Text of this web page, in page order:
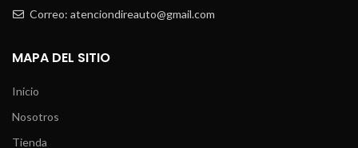
Correo: atenciondireauto@gmail.com
MAPA DEL SITIO
Inicio
Nosotros
Tienda